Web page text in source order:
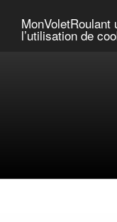
l’utilisation de